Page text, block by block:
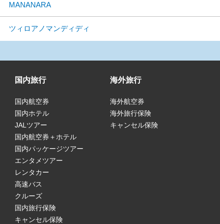
MANANARA
ツィロアノマンディディ
国内旅行
国内航空券
国内ホテル
JALツアー
国内航空券＋ホテル
国内パッケージツアー
エンタメツアー
レンタカー
高速バス
クルーズ
国内旅行保険
キャンセル保険
海外旅行
海外航空券
海外旅行保険
キャンセル保険